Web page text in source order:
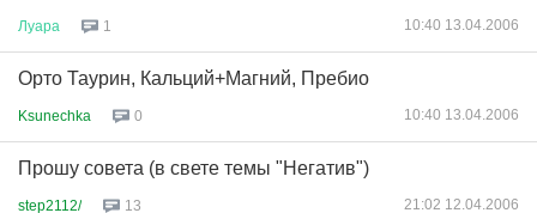
Луара 1 10:40 13.04.2006
Орто Таурин, Кальций+Магний, Пребио
Ksunechka 0 10:40 13.04.2006
Прошу совета (в свете темы "Негатив")
step2112/ 13 21:02 12.04.2006